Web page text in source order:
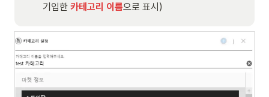
기입한 카테고리 이름으로 표시)